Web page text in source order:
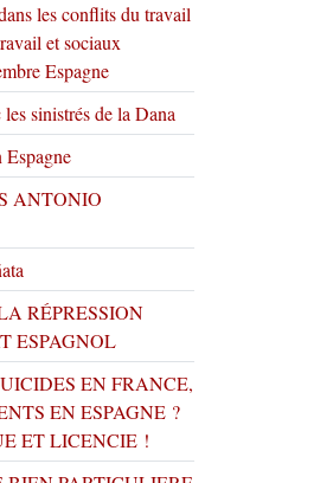
les conflits du travail
et sociaux
Espagne
sinistrés de la Dana
Espagne
ANTONIO
RÉPRESSION
ESPAGNOL
EN FRANCE,
EN ESPAGNE ?
ET LICENCIE !